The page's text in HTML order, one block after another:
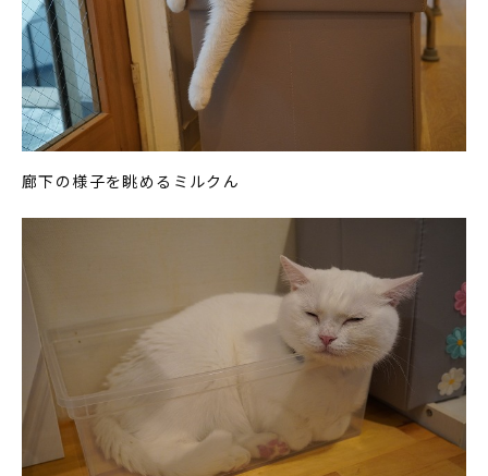
廊下の様子を眺めるミルクん